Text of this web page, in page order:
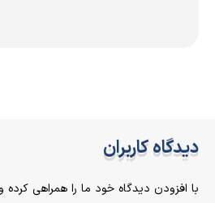
دیدگاه کاربران
با افزودن دیدگاه خود ما را همراهی کرده